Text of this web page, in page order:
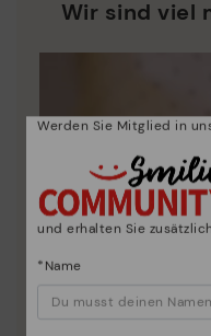
Wir sind viel
Werden Sie Mitglied in
und erhalten Sie
*Name